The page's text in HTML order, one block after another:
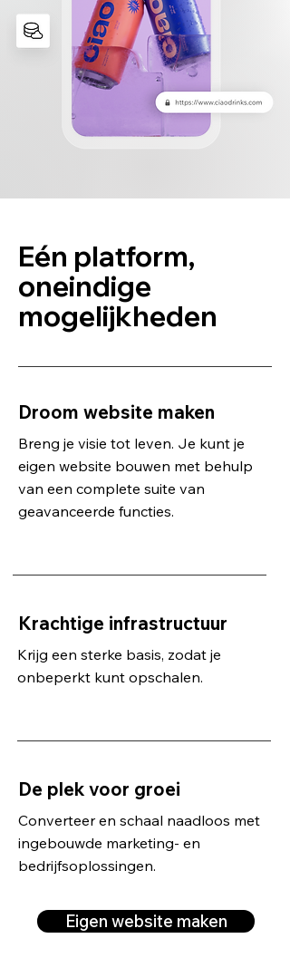
Eén platform,
oneindige
mogelijkheden
Droom website maken
Breng je visie tot leven. Je kunt je
eigen website bouwen met behulp
van een complete suite van
geavanceerde functies.
Krachtige infrastructuur
Krijg een sterke basis, zodat je
onbeperkt kunt opschalen.
De plek voor groei
Converteer en schaal naadloos met
ingebouwde marketing- en
bedrijfsoplossingen.
Eigen website maken